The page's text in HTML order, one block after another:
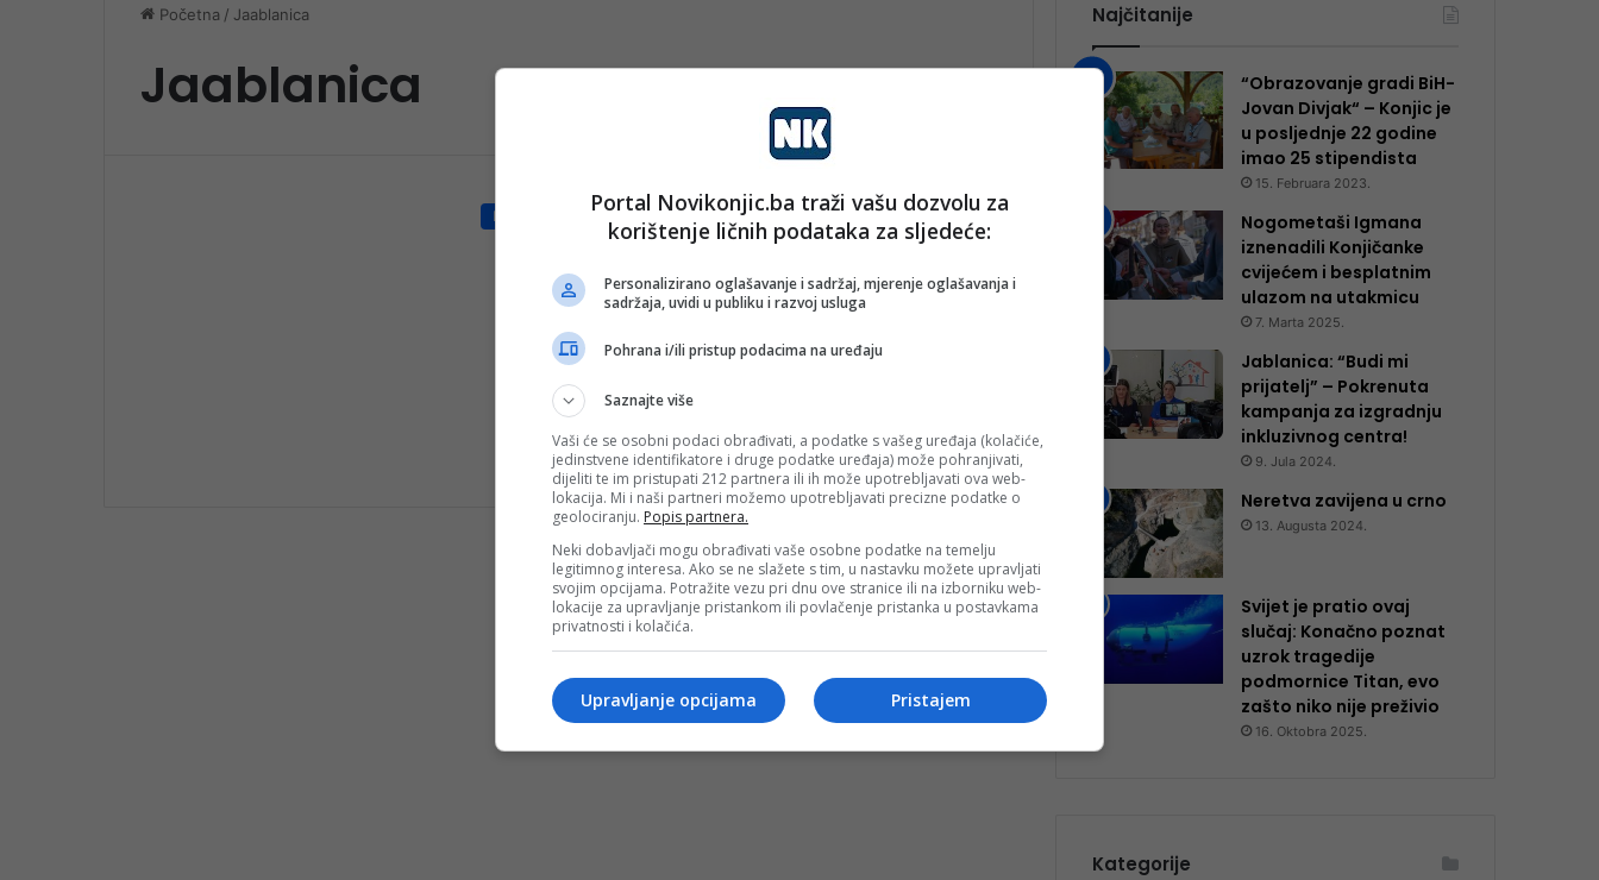
Početna / Jaablanica
Jaablanica
Društvo
Adnan iz Jablanice je odlučio
biti drugačiji
Misli globalno, djeluj lokalno – riječi su koje vode
slobodno vrijeme ‘potrošiti’…
Pročitaj više
Najčitanije
“Obrazovanje gradi BiH-
Jovan Divjak“ – Konjic je
u posljednje 22 godine
imao 25 ​​stipendista
15. Februara 2023.
Nogometaši Igmana
iznenadili Konjičanke
cvijećem i besplatnim
ulazom na utakmicu
7. Marta 2025.
Jablanica: “Budi mi
prijatelj” – Pokrenuta
kampanja za izgradnju
inkluzivnog centra!
9. Jula 2024.
Neretva zavijena u crno
13. Augusta 2024.
Svijet je pratio ovaj
slučaj: Konačno poznat
uzrok tragedije
podmornice Titan, evo
zašto niko nije preživio
16. Oktobra 2025.
Kategorije
Portal Novikonjic.ba traži vašu dozvolu za
korištenje ličnih podataka za sljedeće:
Personalizirano oglašavanje i sadržaj, mjerenje oglašavanja i
sadržaja, uvidi u publiku i razvoj usluga
Pohrana i/ili pristup podacima na uređaju
Saznajte više
Vaši će se osobni podaci obrađivati, a podatke s vašeg uređaja (kolačiće,
jedinstvene identifikatore i druge podatke uređaja) može pohranjivati,
dijeliti te im pristupati 212 partnera ili ih može upotrebljavati ova web-
lokacija. Mi i naši partneri možemo upotrebljavati precizne podatke o
geolociranju. Popis partnera.
Neki dobavljači mogu obrađivati vaše osobne podatke na temelju
legitimnog interesa. Ako se ne slažete s tim, u nastavku možete upravljati
svojim opcijama. Potražite vezu pri dnu ove stranice ili na izborniku web-
lokacije za upravljanje pristankom ili povlačenje pristanka u postavkama
privatnosti i kolačića.
Pristajem
Upravljanje opcijama